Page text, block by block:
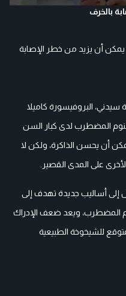
بالخرف
أن يزيد من خطر الإصابة
البروفيسورة كاميلا
المضطرب لدى كبار السن
أن يحسن الذاكرة، ولكن لا
على المدى القصير.
إلى أساليب جديدة تهدف إلى
المضطرب، ويعد ضعف الإدراك
للشيخوخة الطبيعية